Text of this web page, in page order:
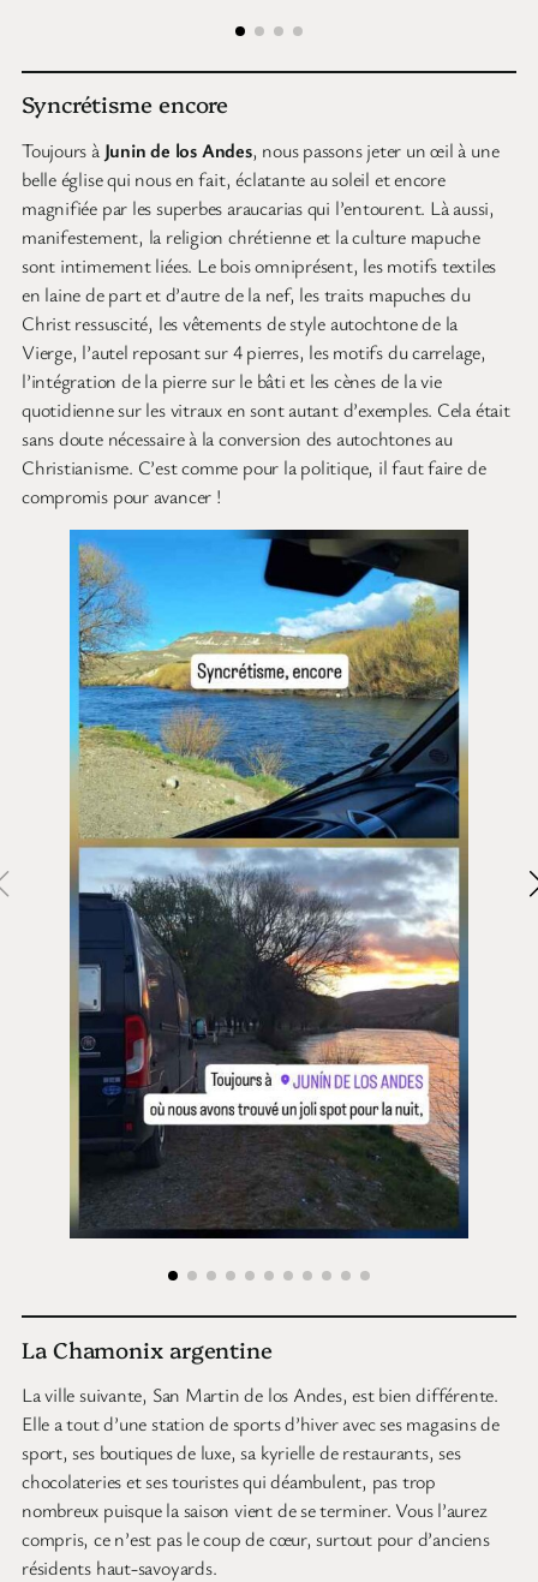
Syncrétisme encore
Toujours à Junin de los Andes, nous passons jeter un œil à une
belle église qui nous en fait, éclatante au soleil et encore
magnifiée par les superbes araucarias qui l’entourent. Là aussi,
manifestement, la religion chrétienne et la culture mapuche
sont intimement liées. Le bois omniprésent, les motifs textiles
en laine de part et d’autre de la nef, les traits mapuches du
Christ ressuscité, les vêtements de style autochtone de la
Vierge, l’autel reposant sur 4 pierres, les motifs du carrelage,
l’intégration de la pierre sur le bâti et les cènes de la vie
quotidienne sur les vitraux en sont autant d’exemples. Cela était
sans doute nécessaire à la conversion des autochtones au
Christianisme. C’est comme pour la politique, il faut faire de
compromis pour avancer !
La Chamonix argentine
La ville suivante, San Martin de los Andes, est bien différente.
Elle a tout d’une station de sports d’hiver avec ses magasins de
sport, ses boutiques de luxe, sa kyrielle de restaurants, ses
chocolateries et ses touristes qui déambulent, pas trop
nombreux puisque la saison vient de se terminer. Vous l’aurez
compris, ce n’est pas le coup de cœur, surtout pour d’anciens
résidents haut-savoyards.